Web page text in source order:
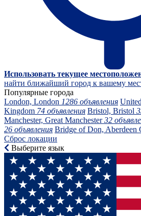
Использовать текущее
найти ближайший город к вашему
Популярные города
London, London 1286 объявления
Kingdom 74 объявления Bristol, Bristol
Manchester, Great Manchester32
26 объявления Bridge of Don, Aberdeen
Сброс локации
Выберите язык